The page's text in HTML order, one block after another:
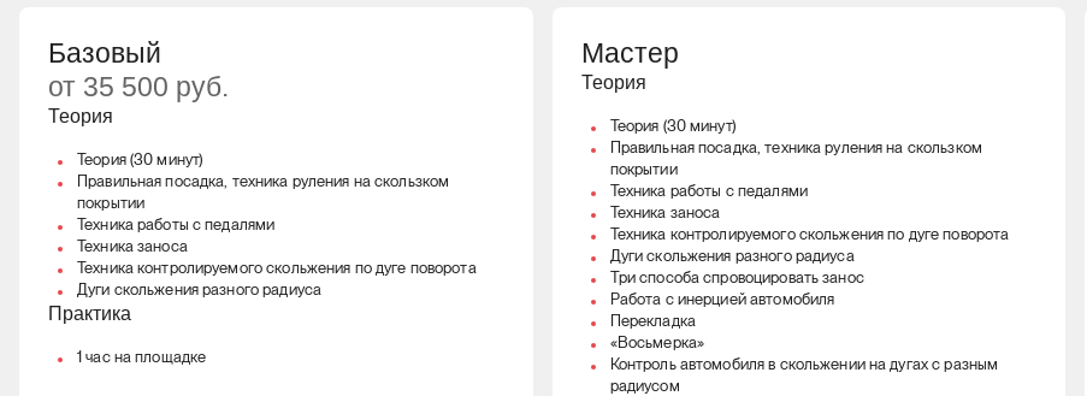
Базовый
от 35 500 руб.
Теория
Теория (30 минут)
Правильная посадка, техника руления на скользком
покрытии
Техника работы с педалями
Техника заноса
Техника контролируемого скольжения по дуге поворота
Дуги скольжения разного радиуса
Практика
1 час на площадке
Мастер
Теория
Теория (30 минут)
Правильная посадка, техника руления на скользком
покрытии
Техника работы с педалями
Техника заноса
Техника контролируемого скольжения по дуге поворота
Дуги скольжения разного радиуса
Три способа спровоцировать занос
Работа с инерцией автомобиля
Перекладка
«Восьмерка»
Контроль автомобиля в скольжении на дугах с разным
радиусом